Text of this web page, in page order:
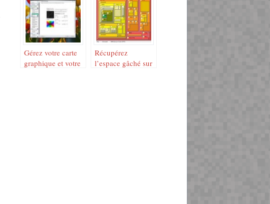
Gérez votre carte
graphique et votre
Récupérez
l’espace gâché sur